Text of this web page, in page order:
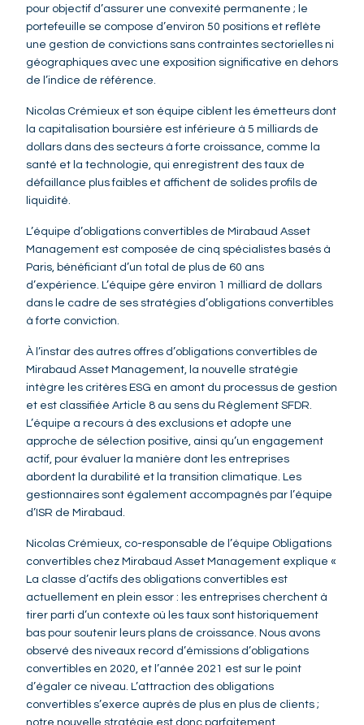
pour objectif d’assurer une convexité permanente ; le
portefeuille se compose d’environ 50 positions et reflète
une gestion de convictions sans contraintes sectorielles ni
géographiques avec une exposition significative en dehors
de l’indice de référence.
Nicolas Crémieux et son équipe ciblent les émetteurs dont
la capitalisation boursière est inférieure à 5 milliards de
dollars dans des secteurs à forte croissance, comme la
santé et la technologie, qui enregistrent des taux de
défaillance plus faibles et affichent de solides profils de
liquidité.
L’équipe d’obligations convertibles de Mirabaud Asset
Management est composée de cinq spécialistes basés à
Paris, bénéficiant d’un total de plus de 60 ans
d’expérience. L’équipe gère environ 1 milliard de dollars
dans le cadre de ses stratégies d’obligations convertibles
à forte conviction.
À l’instar des autres offres d’obligations convertibles de
Mirabaud Asset Management, la nouvelle stratégie
intègre les critères ESG en amont du processus de gestion
et est classifiée Article 8 au sens du Règlement SFDR.
L’équipe a recours à des exclusions et adopte une
approche de sélection positive, ainsi qu’un engagement
actif, pour évaluer la manière dont les entreprises
abordent la durabilité et la transition climatique. Les
gestionnaires sont également accompagnés par l’équipe
d’ISR de Mirabaud.
Nicolas Crémieux, co-responsable de l’équipe Obligations
convertibles chez Mirabaud Asset Management explique «
La classe d’actifs des obligations convertibles est
actuellement en plein essor : les entreprises cherchent à
tirer parti d’un contexte où les taux sont historiquement
bas pour soutenir leurs plans de croissance. Nous avons
observé des niveaux record d’émissions d’obligations
convertibles en 2020, et l’année 2021 est sur le point
d’égaler ce niveau. L’attraction des obligations
convertibles s’exerce auprès de plus en plus de clients ;
notre nouvelle stratégie est donc parfaitement